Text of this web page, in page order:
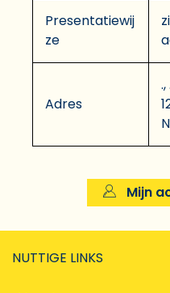
Presentatiewij
ze
Adres
., .
Mijn
NUTTIGE LINKS